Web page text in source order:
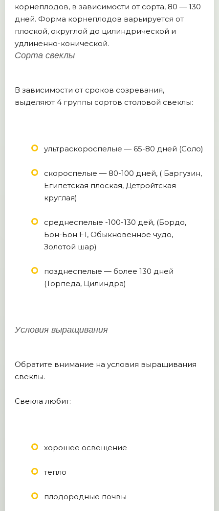
корнеплодов, в зависимости от сорта, 80 — 130
дней. Форма корнеплодов варьируется от
плоской, округлой до цилиндрической и
удлиненно-конической.
Сорта свеклы
В зависимости от сроков созревания,
выделяют 4 группы сортов столовой свеклы:
ультраскороспелые — 65-80 дней (Соло)
скороспелые — 80-100 дней, ( Баргузин,
Египетская плоская, Детройтская
круглая)
среднеспелые -100-130 дей, (Бордо,
Бон-Бон F1, Обыкновенное чудо,
Золотой шар)
позднеспелые — более 130 дней
(Торпеда, Цилиндра)
Условия выращивания
Обратите внимание на условия выращивания
свеклы.
Свекла любит:
хорошее освещение
тепло
плодородные почвы